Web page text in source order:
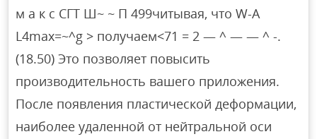
м а к с СГТ Ш~ ~ П 499читывая, что W-A
L4max=~^g > получаем<71 = 2 — ^ — — ^ -.
(18.50) Это позволяет повысить
производительность вашего приложения.
После появления пластической деформации,
наиболее удаленной от нейтральной оси